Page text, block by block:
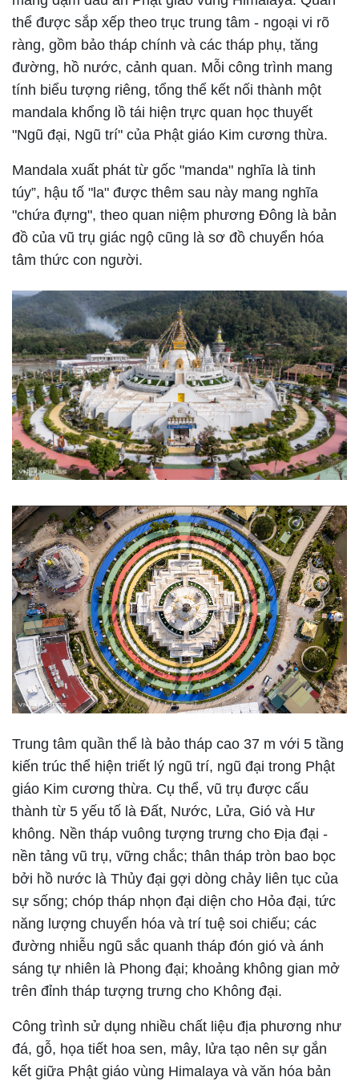
thể được sắp xếp theo trục trung tâm - ngoại vi rõ
ràng, gồm bảo tháp chính và các tháp phụ, tăng
đường, hồ nước, cảnh quan. Mỗi công trình mang
tính biểu tượng riêng, tổng thể kết nối thành một
mandala khổng lồ tái hiện trực quan học thuyết
"Ngũ đại, Ngũ trí" của Phật giáo Kim cương thừa.
Mandala xuất phát từ gốc "manda" nghĩa là tinh
túy”, hậu tố "la" được thêm sau này mang nghĩa
"chứa đựng", theo quan niệm phương Đông là bản
đồ của vũ trụ giác ngộ cũng là sơ đồ chuyển hóa
tâm thức con người.
Trung tâm quần thể là bảo tháp cao 37 m với 5 tầng
kiến trúc thể hiện triết lý ngũ trí, ngũ đại trong Phật
giáo Kim cương thừa. Cụ thể, vũ trụ được cấu
thành từ 5 yếu tố là Đất, Nước, Lửa, Gió và Hư
không. Nền tháp vuông tượng trưng cho Địa đại -
nền tảng vũ trụ, vững chắc; thân tháp tròn bao bọc
bởi hồ nước là Thủy đại gợi dòng chảy liên tục của
sự sống; chóp tháp nhọn đại diện cho Hỏa đại, tức
năng lượng chuyển hóa và trí tuệ soi chiếu; các
đường nhiễu ngũ sắc quanh tháp đón gió và ánh
sáng tự nhiên là Phong đại; khoảng không gian mở
trên đỉnh tháp tượng trưng cho Không đại.
Công trình sử dụng nhiều chất liệu địa phương như
đá, gỗ, họa tiết hoa sen, mây, lửa tạo nên sự gắn
kết giữa Phật giáo vùng Himalaya và văn hóa bản